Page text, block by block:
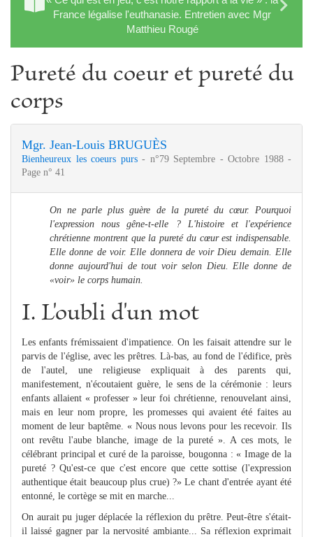
France légalise l'euthanasie. Entretien avec Mgr
Matthieu Rougé
Pureté du coeur et pureté du
corps
Mgr. Jean-Louis BRUGUÈS
Bienheureux les coeurs purs - n°79 Septembre - Octobre 1988 -
Page n° 41
On ne parle plus guère de la pureté du cœur. Pourquoi
l'expression nous gêne-t-elle ? L'histoire et l'expérience
chrétienne montrent que la pureté du cœur est indispensable.
Elle donne de voir. Elle donnera de voir Dieu demain. Elle
donne aujourd'hui de tout voir selon Dieu. Elle donne de
«voir» le corps humain.
I. L'oubli d'un mot
Les enfants frémissaient d'impatience. On les faisait attendre sur le
parvis de l'église, avec les prêtres. Là-bas, au fond de l'édifice, près
de l'autel, une religieuse expliquait à des parents qui,
manifestement, n'écoutaient guère, le sens de la cérémonie : leurs
enfants allaient « professer » leur foi chrétienne, renouvelant ainsi,
mais en leur nom propre, les promesses qui avaient été faites au
moment de leur baptême. « Nous nous levons pour les recevoir. Ils
ont revêtu l'aube blanche, image de la pureté ». A ces mots, le
célébrant principal et curé de la paroisse, bougonna : « Image de la
pureté ? Qu'est-ce que c'est encore que cette sottise (l'expression
authentique était beaucoup plus crue) ?» Le chant d'entrée ayant été
entonné, le cortège se mit en marche...
On aurait pu juger déplacée la réflexion du prêtre. Peut-être s'était-
il laissé gagner par la nervosité ambiante... Sa réflexion exprimait